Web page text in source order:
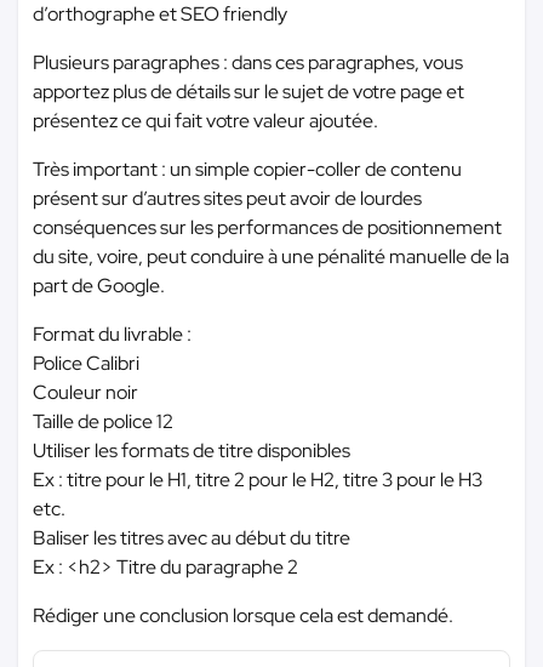
d’orthographe et SEO friendly
Plusieurs paragraphes : dans ces paragraphes, vous
apportez plus de détails sur le sujet de votre page et
présentez ce qui fait votre valeur ajoutée.
Très important : un simple copier-coller de contenu
présent sur d’autres sites peut avoir de lourdes
conséquences sur les performances de positionnement
du site, voire, peut conduire à une pénalité manuelle de la
part de Google.
Format du livrable :
Police Calibri
Couleur noir
Taille de police 12
Utiliser les formats de titre disponibles
Ex : titre pour le H1, titre 2 pour le H2, titre 3 pour le H3
etc.
Baliser les titres avec au début du titre
Ex : <h2> Titre du paragraphe 2
Rédiger une conclusion lorsque cela est demandé.